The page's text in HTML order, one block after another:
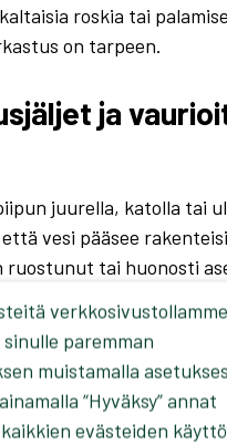
roskia tai
on tarpeen.
ja
juurella, katolla tai
vesi pääsee
ruostunut tai huonosti
ja niiden kunto
kun pellitykset käydään
haurastuttaa sekä
paremman
muistamalla
“Hyväksy” annat
evästeiden